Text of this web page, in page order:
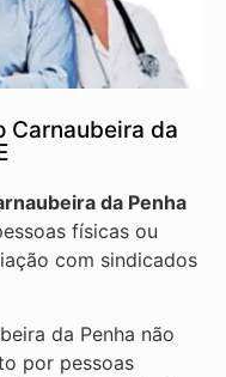
Carnaubeira da
da Penha
físicas ou
com sindicados
da Penha não
por pessoas